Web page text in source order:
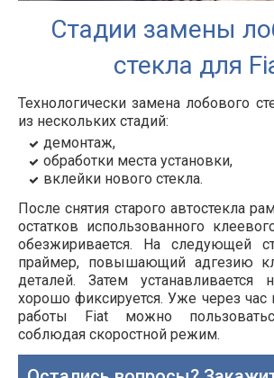
Стадии замены
стекла для
Технологически замена лобового
из нескольких стадий:
демонтаж,
обработки места установки,
вклейки нового стекла.
После снятия старого автостекла
остатков использованного
обезжиривается. На следующей
праймер, повышающий адгезию
деталей. Затем устанавливается
хорошо фиксируется. Уже через час
работы Fiat можно
соблюдая скоростной режим.